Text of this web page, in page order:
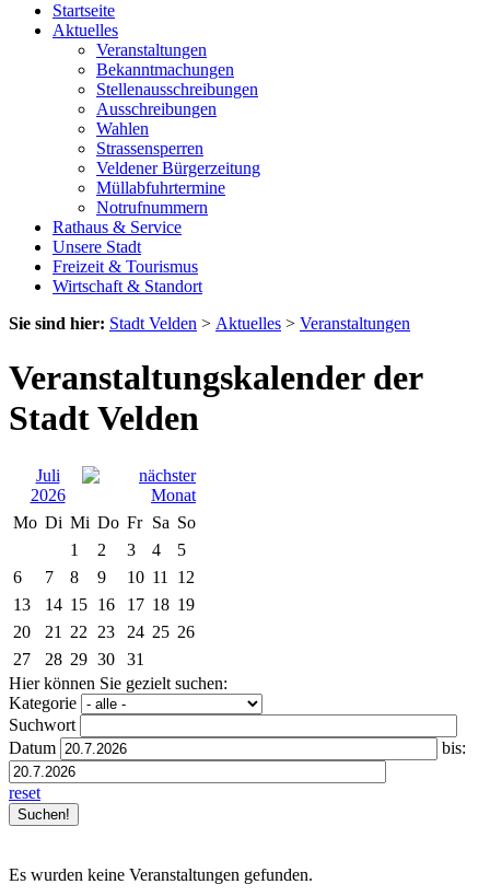
Startseite
Aktuelles
Veranstaltungen
Bekanntmachungen
Stellenausschreibungen
Ausschreibungen
Wahlen
Strassensperren
Veldener Bürgerzeitung
Müllabfuhrtermine
Notrufnummern
Rathaus & Service
Unsere Stadt
Freizeit & Tourismus
Wirtschaft & Standort
Sie sind hier: Stadt Velden > Aktuelles > Veranstaltungen
Veranstaltungskalender der
Stadt Velden
Juli
2026
Mo Di Mi Do Fr Sa So
1
2 3 4
5
6
7 8 9 10 11
12
13
14 15 16 17 18 19
20
21 22 23 24 25 26
27
28 29 30
31
Hier können Sie gezielt suchen:
Kategorie
Suchwort
Datum
bis:
reset
Es wurden keine Veranstaltungen gefunden.